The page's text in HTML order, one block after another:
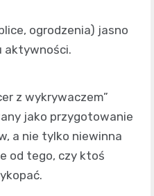
ogrodzenia) jasno
aktywności.
z wykrywaczem”
jako przygotowanie
a nie tylko niewinna
od tego, czy ktoś